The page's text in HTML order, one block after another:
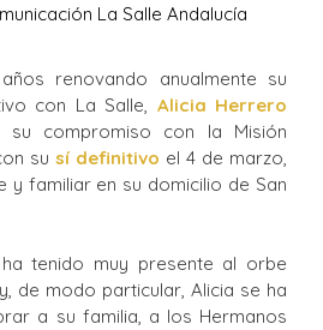
La Salle Andalucía
renovando anualmente su
con La Salle, Alicia Herrero
su compromiso con la Misión
su sí definitivo el 4 de marzo,
y familiar en su domicilio de San
tenido muy presente al orbe
de modo particular, Alicia se ha
a su familia, a los Hermanos